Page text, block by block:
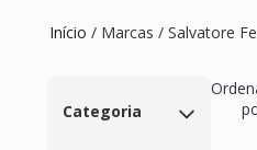
Início / Marcas / Salvatore
Categoria